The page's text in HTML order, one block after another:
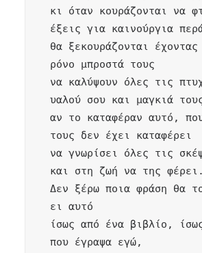
κι όταν κουράζονται να
έξεις για καινούργια
θα ξεκουράζονται
ρόνο μπροστά τους
να καλύψουν όλες τις
υαλού σου και μαγκιά
αν το καταφέραν αυτό,
τους δεν έχει καταφέρει
να γνωρίσει όλες τις
και στη ζωή να της φέρει.
Δεν ξέρω ποια φράση θα
ει αυτό
ίσως από ένα βιβλίο,
που έγραψα εγώ,